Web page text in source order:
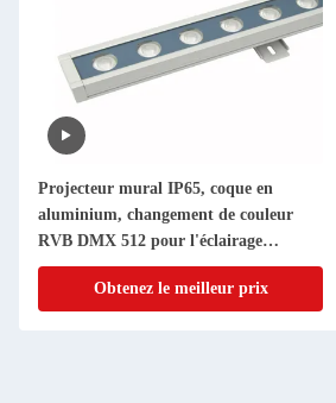
Projecteur mural IP65, coque en
aluminium, changement de couleur
RVB DMX 512 pour l'éclairage
architectural
Obtenez le meilleur prix